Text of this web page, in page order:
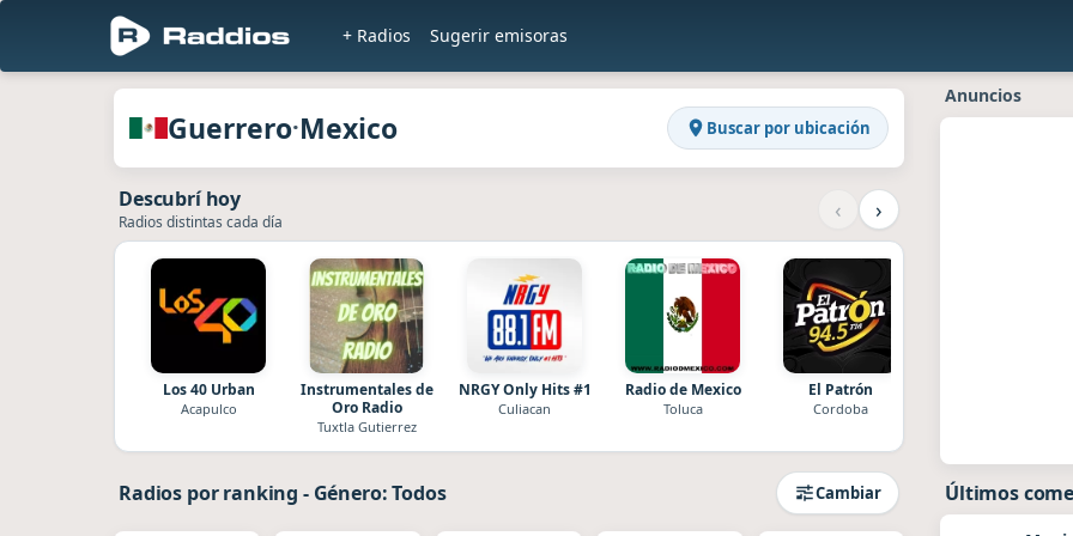
+ Radios Sugerir emisoras
Radios de Guerrero · Mexicoen Raddios
Guerrero·Mexico Buscar por ubicación
Descubrí hoy
Radios distintas cada día ‹ ›
Los 40 Urban
Acapulco
Instrumentales de
Oro Radio
Tuxtla Gutierrez
NRGY Only Hits #1
Culiacan
Radio de Mexico
Toluca
El Patrón
Cordoba
Radios por ranking - Género: Todos Cambiar
Anuncios
Últimos